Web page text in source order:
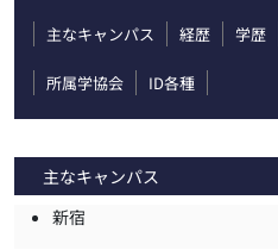
主なキャンパス 経歴 学歴
所属学協会 ID各種
主なキャンパス
新宿